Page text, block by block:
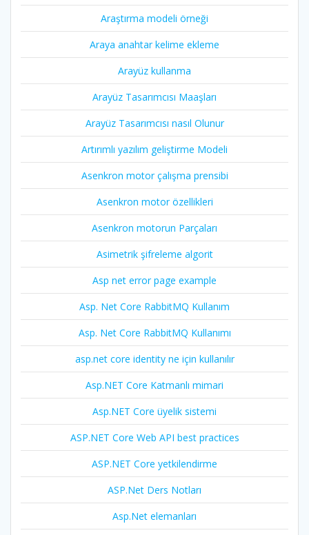
Araştırma modeli örneği
Araya anahtar kelime ekleme
Arayüz kullanma
Arayüz Tasarımcısı Maaşları
Arayüz Tasarımcısı nasıl Olunur
Artırımlı yazılım geliştirme Modeli
Asenkron motor çalışma prensibi
Asenkron motor özellikleri
Asenkron motorun Parçaları
Asimetrik şifreleme algorit
Asp net error page example
Asp. Net Core RabbitMQ Kullanım
Asp. Net Core RabbitMQ Kullanımı
asp.net core identity ne için kullanılır
Asp.NET Core Katmanlı mimari
Asp.NET Core üyelik sistemi
ASP.NET Core Web API best practices
ASP.NET Core yetkilendirme
ASP.Net Ders Notları
Asp.Net elemanları